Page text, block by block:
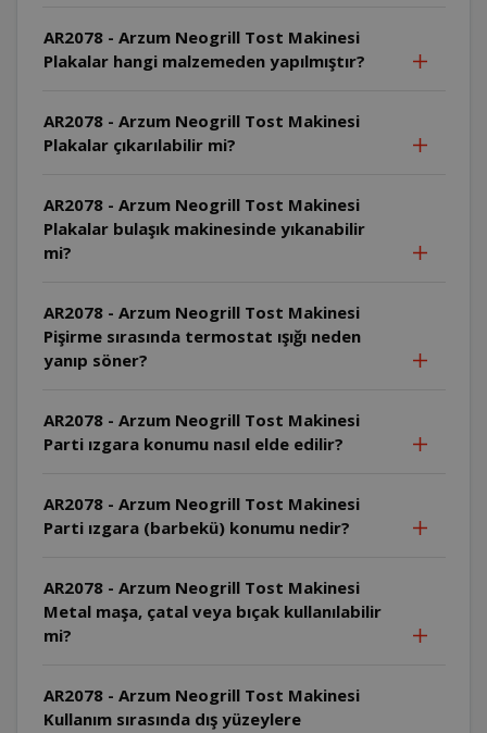
AR2078 - Arzum Neogrill Tost Makinesi
Plakalar hangi malzemeden yapılmıştır?
AR2078 - Arzum Neogrill Tost Makinesi
Plakalar çıkarılabilir mi?
AR2078 - Arzum Neogrill Tost Makinesi
Plakalar bulaşık makinesinde yıkanabilir
mi?
AR2078 - Arzum Neogrill Tost Makinesi
Pişirme sırasında termostat ışığı neden
yanıp söner?
AR2078 - Arzum Neogrill Tost Makinesi
Parti ızgara konumu nasıl elde edilir?
AR2078 - Arzum Neogrill Tost Makinesi
Parti ızgara (barbekü) konumu nedir?
AR2078 - Arzum Neogrill Tost Makinesi
Metal maşa, çatal veya bıçak kullanılabilir
mi?
AR2078 - Arzum Neogrill Tost Makinesi
Kullanım sırasında dış yüzeylere